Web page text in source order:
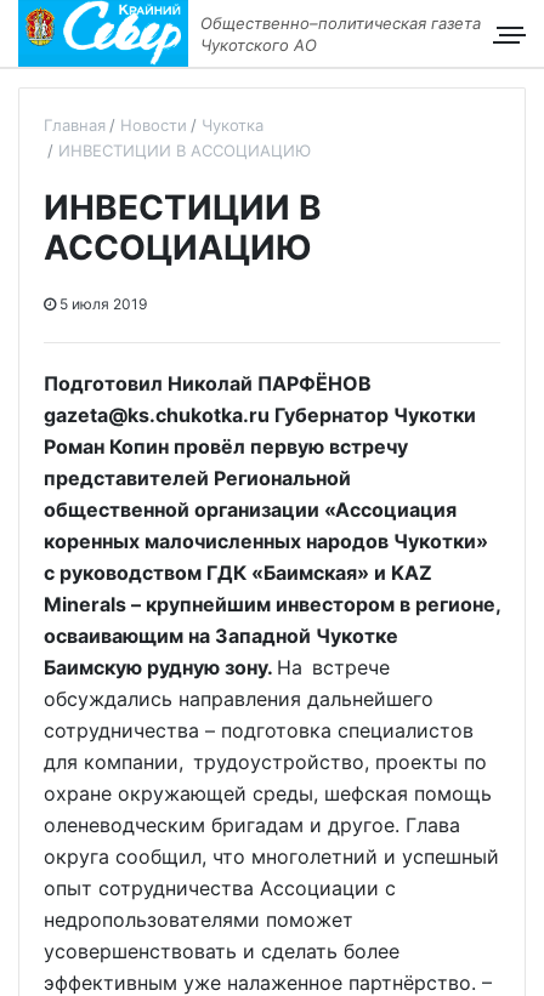
Общественно–политическая газета
Чукотского АО
Главная Новости
Чукотка
ИНВЕСТИЦИИ В АССОЦИАЦИЮ
ИНВЕСТИЦИИ В
АССОЦИАЦИЮ
5 июля 2019
Подготовил Николай ПАРФЁНОВ
gazeta@ks.chukotka.ru Губернатор Чукотки
Роман Копин провёл первую встречу
представителей Региональной
общественной организации «Ассоциация
коренных малочисленных народов Чукотки»
с руководством ГДК «Баимская» и KAZ
Minerals – крупнейшим инвестором в регионе,
осваивающим на Западной Чукотке
Баимскую рудную зону. На встрече
обсуждались направления дальнейшего
сотрудничества – подготовка специалистов
для компании, трудоустройство, проекты по
охране окружающей среды, шефская помощь
оленеводческим бригадам и другое. Глава
округа сообщил, что многолетний и успешный
опыт сотрудничества Ассоциации с
недропользователями поможет
усовершенствовать и сделать более
эффективным уже налаженное партнёрство. –